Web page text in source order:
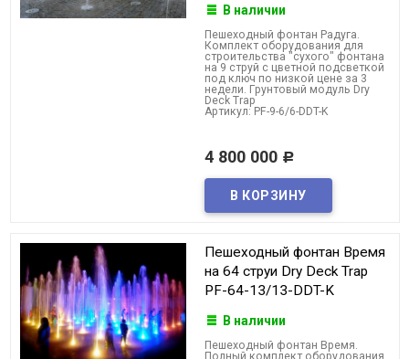
В наличии
Пешеходный фонтан Радуга.
Комплект оборудования для
строительства "сухого" фонтана
на 9 струй с цветной подсветкой
под ключ по низкой цене за 3
недели. Грунтовый модуль Dry
Deck Trap
Артикул: PF-9-6/6-DDT-K
4 800 000 Р
Пешеходный фонтан Время
на 64 струи Dry Deck Trap
PF-64-13/13-DDT-K
В наличии
Пешеходный фонтан Время.
Полный комплект оборудования